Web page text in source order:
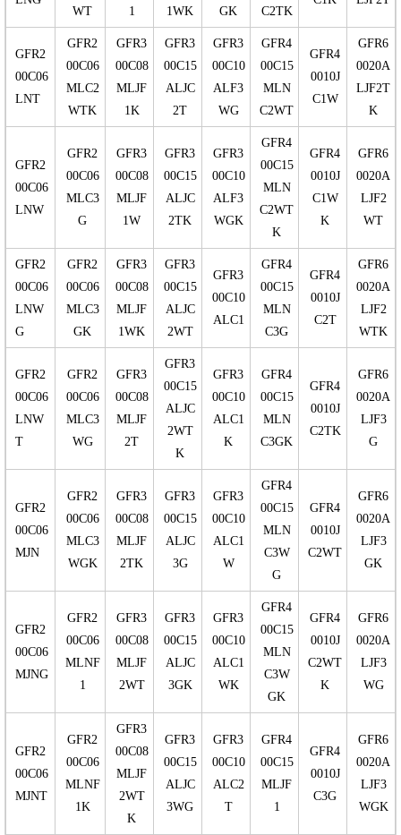
WT
1
1WK
GK
C2TK
GFR2
00C06
LNT
GFR2
00C06
MLC2
WTK
GFR3
00C08
MLJF
1K
GFR3
00C15
ALJC
2T
GFR3
00C10
ALF3
WG
GFR4
00C15
MLN
C2WT
GFR4
0010J
C1W
GFR6
0020A
LJF2T
K
GFR2
00C06
LNW
GFR2
00C06
MLC3
G
GFR3
00C08
MLJF
1W
GFR3
00C15
ALJC
2TK
GFR3
00C10
ALF3
WGK
GFR4
00C15
MLN
C2WT
K
GFR4
0010J
C1W
K
GFR6
0020A
LJF2
WT
GFR2
00C06
LNW
G
GFR2
00C06
MLC3
GK
GFR3
00C08
MLJF
1WK
GFR3
00C15
ALJC
2WT
GFR3
00C10
ALC1
GFR4
00C15
MLN
C3G
GFR4
0010J
C2T
GFR6
0020A
LJF2
WTK
GFR2
00C06
LNW
T
GFR2
00C06
MLC3
WG
GFR3
00C08
MLJF
2T
GFR3
00C15
ALJC
2WT
K
GFR3
00C10
ALC1
K
GFR4
00C15
MLN
C3GK
GFR4
0010J
C2TK
GFR6
0020A
LJF3
G
GFR2
00C06
MJN
GFR2
00C06
MLC3
WGK
GFR3
00C08
MLJF
2TK
GFR3
00C15
ALJC
3G
GFR3
00C10
ALC1
W
GFR4
00C15
MLN
C3W
G
GFR4
0010J
C2WT
GFR6
0020A
LJF3
GK
GFR2
00C06
MJNG
GFR2
00C06
MLNF
1
GFR3
00C08
MLJF
2WT
GFR3
00C15
ALJC
3GK
GFR3
00C10
ALC1
WK
GFR4
00C15
MLN
C3W
GK
GFR4
0010J
C2WT
K
GFR6
0020A
LJF3
WG
GFR2
00C06
MJNT
GFR2
00C06
MLNF
1K
GFR3
00C08
MLJF
2WT
K
GFR3
00C15
ALJC
3WG
GFR3
00C10
ALC2
T
GFR4
00C15
MLJF
1
GFR4
0010J
C3G
GFR6
0020A
LJF3
WGK